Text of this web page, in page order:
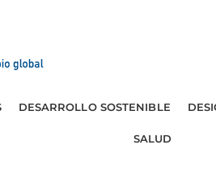
DESARROLLO SOSTENIBLE
SALUD